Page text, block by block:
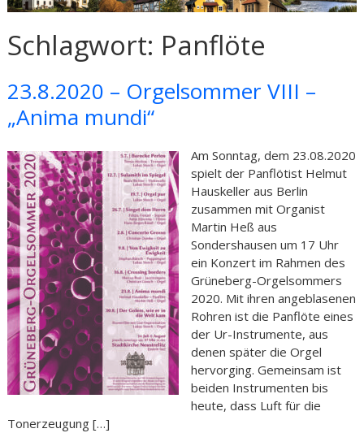
Schlagwort: Panflöte
23.8.2020 – Orgelsommer VIII –
„Anima mundi“
Am Sonntag, dem 23.08.2020
spielt der Panflötist Helmut
Hauskeller aus Berlin
zusammen mit Organist
Martin Heß aus
Sondershausen um 17 Uhr
ein Konzert im Rahmen des
Grüneberg-Orgelsommers
2020. Mit ihren angeblasenen
Rohren ist die Panflöte eines
der Ur-Instrumente, aus
denen später die Orgel
hervorging. Gemeinsam ist
beiden Instrumenten bis
heute, dass Luft für die
Tonerzeugung […]